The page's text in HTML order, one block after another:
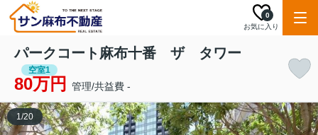
お気に入り
0
パークコート麻布十番 ザ タワー
空室1
80万円 管理/共益費 -
1/20